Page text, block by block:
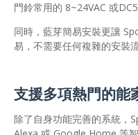
門鈴常用的 8~24VAC 或
同時，藍芽簡易安裝更讓
易，不需要任何複雜的安裝流
支援多項熱門的能
除了自身功能完善的系統，